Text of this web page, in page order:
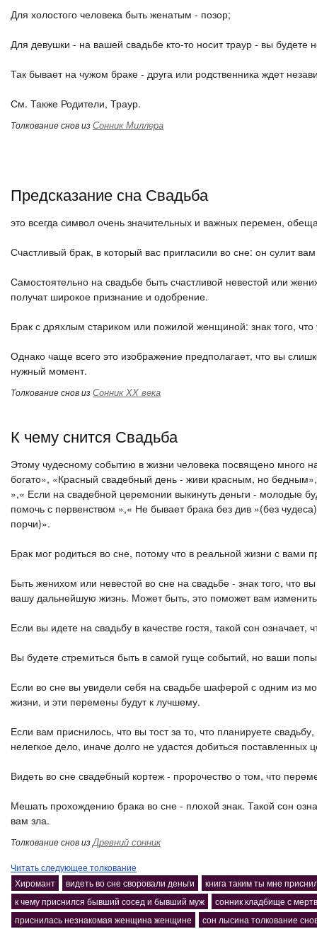
Для холостого человека быть женатым - позор;
Для девушки - на вашей свадьбе кто-то носит траур - вы будете
Так бывает на чужом браке - друга или родственника ждет
См. Также Родители, Траур.
Толкование снов изСонник Миллера
Предсказание сна Свадьба
это всегда символ очень значительных и важных перемен,
Счастливый брак, в который вас пригласили во сне: он сулит
Самостоятельно на свадьбе быть счастливой невестой или
получат широкое признание и одобрение.
Брак с дряхлым стариком или пожилой женщиной: знак того,
Однако чаще всего это изображение предполагает, что вы
нужный момент.
Толкование снов изСонник ХХ века
К чему снится Свадьба
Этому чудесному событию в жизни человека посвящено много
богато», «Красный свадебный день - живи красным, но
»,« Если на свадебной церемонии выкинуть деньги - молодые
помочь с первенством »,« Не бывает брака без див »(без
порчи)».
Брак мог родиться во сне, потому что в реальной жизни с вами
Быть женихом или невестой во сне на свадьбе - знак того, что
вашу дальнейшую жизнь. Может быть, это поможет вам
Если вы идете на свадьбу в качестве гостя, такой сон
Вы будете стремиться быть в самой гуще событий, но ваши
Если во сне вы увидели себя на свадьбе шаферой с одним из
жизни, и эти перемены будут к лучшему.
Если вам приснилось, что вы тост за то, что планируете
нелегкое дело, иначе долго не удастся добиться поставленных
Видеть во сне свадебный кортеж - пророчество о том, что
Мешать прохождению брака во сне - плохой знак. Такой сон
вам зла.
Толкование снов изДревний сонник
Читать следующее толкование
Хиромант
видеть во сне своровали деньги
книга таким ты мне
к чему приснился бывший сосед и бывший муж
сонник кладбище с
приснилась незнакомая женщина женщине
сон лысина толкование